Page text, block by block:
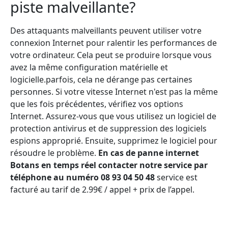
piste malveillante?
Des attaquants malveillants peuvent utiliser votre
connexion Internet pour ralentir les performances de
votre ordinateur. Cela peut se produire lorsque vous
avez la même configuration matérielle et
logicielle.parfois, cela ne dérange pas certaines
personnes. Si votre vitesse Internet n'est pas la même
que les fois précédentes, vérifiez vos options
Internet. Assurez-vous que vous utilisez un logiciel de
protection antivirus et de suppression des logiciels
espions approprié. Ensuite, supprimez le logiciel pour
résoudre le problème. En cas de panne internet
Botans en temps réel contacter notre service par
téléphone au numéro 08 93 04 50 48service est
facturé au tarif de 2.99€ / appel + prix de l’appel.